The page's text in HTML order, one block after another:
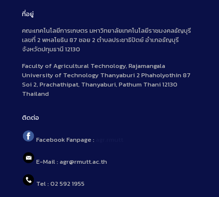
ที่อยู่
คณะเทคโนโลยีการเกษตร มหาวิทยาลัยเทคโนโลยีราชมงคลธัญบุรี
เลขที่ 2 พหลโยธิน 87 ซอย 2 ตำบลประชาธิปัตย์ อำเภอธัญบุรี
จังหวัดปทุมธานี 12130
Faculty of Agricultural Technology, Rajamangala
University of Technology Thanyaburi 2 Phaholyothin 87
Soi 2, Prachathipat, Thanyaburi, Pathum Thani 12130
Thailand
ติดต่อ
Facebook Fanpage :
E-Mail : agr@rmutt.ac.th
Tel : 02 592 1955